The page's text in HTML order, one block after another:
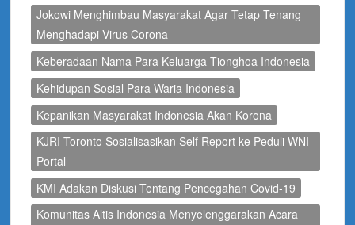
Jokowi Menghimbau Masyarakat Agar Tetap Tenang
Menghadapi Virus Corona
Keberadaan Nama Para Keluarga Tionghoa Indonesia
Kehidupan Sosial Para Waria Indonesia
Kepanikan Masyarakat Indonesia Akan Korona
KJRI Toronto Sosialisasikan Self Report ke Peduli WNI
Portal
KMI Adakan Diskusi Tentang Pencegahan Covid-19
Komunitas Altis Indonesia Menyelenggarakan Acara